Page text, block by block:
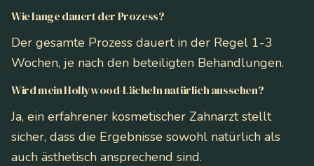
Wie lange dauert der Prozess?
Der gesamte Prozess dauert in der Regel 1-3
Wochen, je nach den beteiligten Behandlungen.
Wird mein Hollywood-Lächeln natürlich aussehen?
Ja, ein erfahrener kosmetischer Zahnarzt stellt
sicher, dass die Ergebnisse sowohl natürlich als
auch ästhetisch ansprechend sind.